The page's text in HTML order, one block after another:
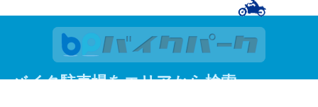
バイク駐車場をエリアから検索